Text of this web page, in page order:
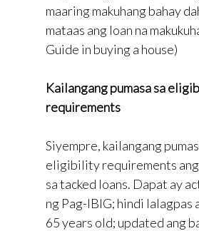
maaring makuhang bahay
mataas ang loan na
Guide in buying a house)
Kailangang pumasa sa
requirements
Siyempre, kailangang
eligibility requirements ang
sa tacked loans. Dapat ay
ng Pag-IBIG; hindi lalagpas
65 years old; updated ang